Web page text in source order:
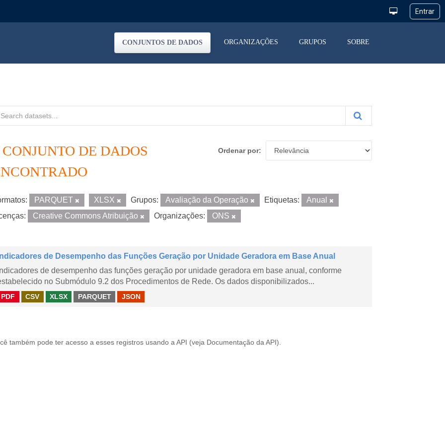
CONJUNTOS DE DADOS ORGANIZAÇÕES GRUPOS SOBRE
Ordenar por
CONJUNTO DE DADOS
PARQUET XLSX Grupos: Avaliação da Operação Etiquetas:
Anual
Creative Commons Atribuição Organizações: ONS
Indicadores de Desempenho das Funções Geração por Unidade Geradora em Base Anual
Indicadores de desempenho das funções geração por unidade geradora em base anual, conforme
no Submódulo 9.2 dos Procedimentos de Rede. Os dados disponibilizados...
PDF CSV XLSX PARQUET JSON
também pode ter acesso a esses registros usando a API (veja Documentação da API ).